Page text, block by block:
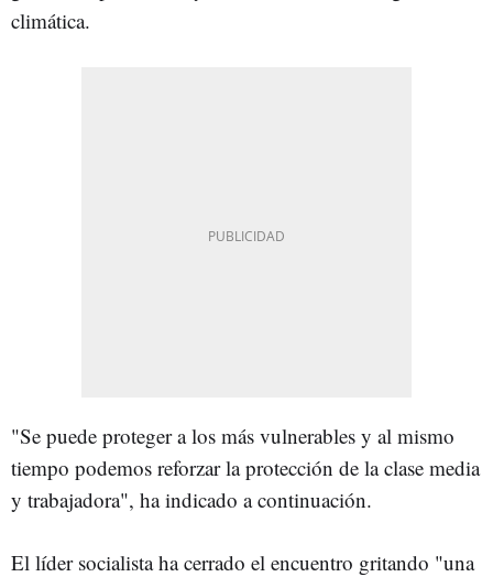
climática.
"Se puede proteger a los más vulnerables y al mismo
tiempo podemos reforzar la protección de la clase media
y trabajadora", ha indicado a continuación.
El líder socialista ha cerrado el encuentro gritando "una